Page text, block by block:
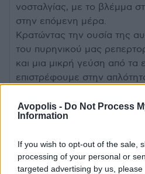
Avopolis - Do Not Process
Information
If you wish to opt-out of the sale,
processing of your personal or
targeted advertising by us,
νοσταλγίας, με το βλέμμα
στην επόμενη μέρα.
Κρατώντας την ουσία της
του πυρηνικού μας
και μια μικρή γεύση από τα
επιστρέφουμε στην
απενοχοποιημένα όλη την
Σε αυτό το μέτρημα,
συναντήσουμε.”
Νατάσσα / Θέμης /